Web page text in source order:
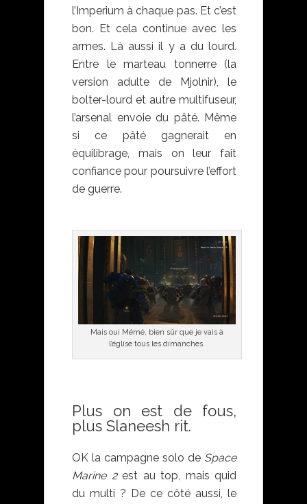
l’Imperium à chaque pas. Et c’est
bon. Et cela continue avec les
armes. Là aussi il y a du lourd.
Entre le marteau tonnerre (la
version adulte de Mjolnir), le
bolter-lourd et autre multifuseur,
l’arsenal envoie du pâté. Même
si ce pâté gagnerait en
équilibrage, mais on leur fait
confiance pour poursuivre l’effort
de guerre.
Mais oui Mémé, bien sûr que je vais à
l’église tous les dimanches.
Plus on est de fous,
plus Slaneesh rit.
OK la campagne solo de Space
Marine 2est au top, mais quid
du multi ? De ce côté aussi, le